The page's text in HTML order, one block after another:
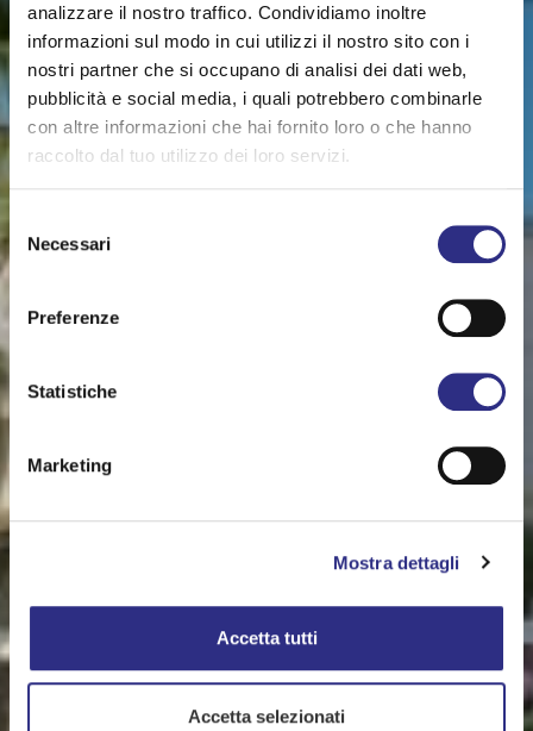
analizzare il nostro traffico. Condividiamo inoltre
informazioni sul modo in cui utilizzi il nostro sito con i
nostri partner che si occupano di analisi dei dati web,
pubblicità e social media, i quali potrebbero combinarle
con altre informazioni che hai fornito loro o che hanno
raccolto dal tuo utilizzo dei loro servizi.
Selezione
delNecessari
Preferenze
Statistiche
Marketing
Mostra dettagli
Accetta tutti
Accetta selezionati